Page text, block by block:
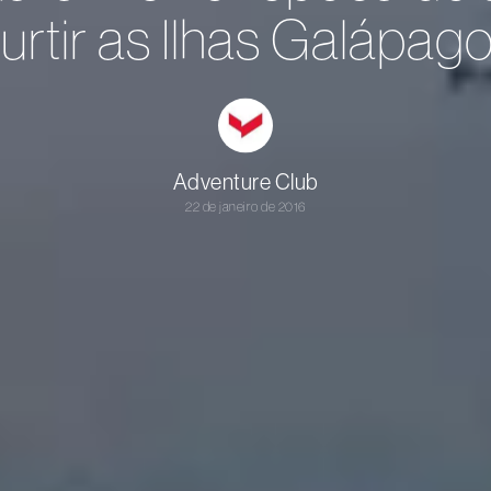
as Ilhas
Adventure Club
22 de janeiro de 2016